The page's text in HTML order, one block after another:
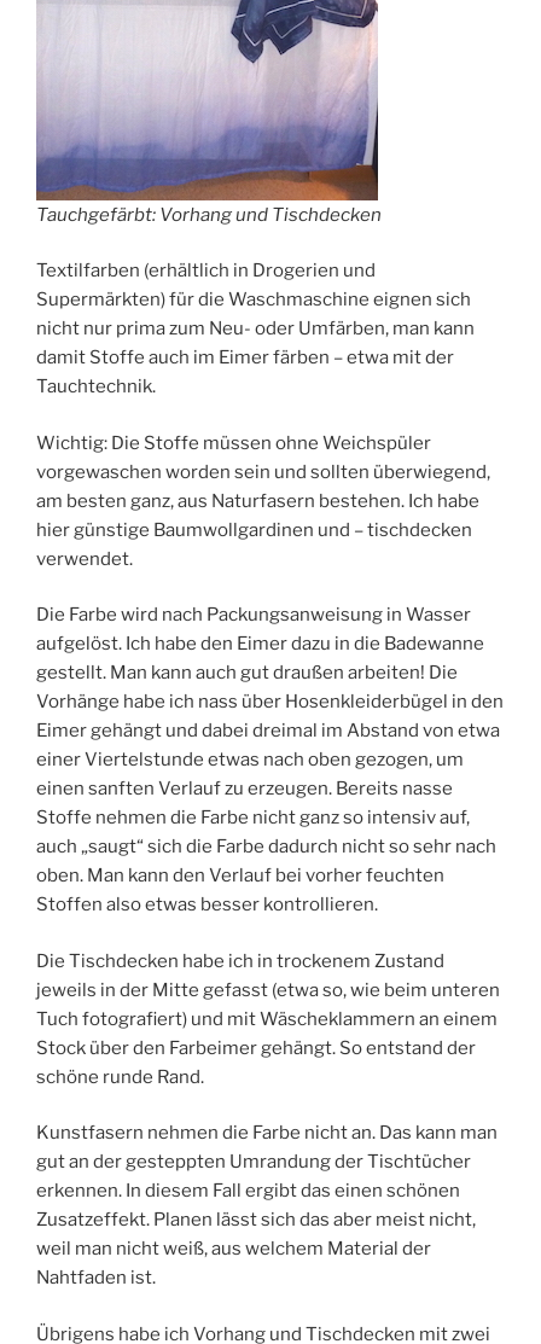
Tauchgefärbt: Vorhang und Tischdecken
Textilfarben (erhältlich in Drogerien und
Supermärkten) für die Waschmaschine eignen sich
nicht nur prima zum Neu- oder Umfärben, man kann
damit Stoffe auch im Eimer färben – etwa mit der
Tauchtechnik.
Wichtig: Die Stoffe müssen ohne Weichspüler
vorgewaschen worden sein und sollten überwiegend,
am besten ganz, aus Naturfasern bestehen. Ich habe
hier günstige Baumwollgardinen und – tischdecken
verwendet.
Die Farbe wird nach Packungsanweisung in Wasser
aufgelöst. Ich habe den Eimer dazu in die Badewanne
gestellt. Man kann auch gut draußen arbeiten! Die
Vorhänge habe ich nass über Hosenkleiderbügel in den
Eimer gehängt und dabei dreimal im Abstand von etwa
einer Viertelstunde etwas nach oben gezogen, um
einen sanften Verlauf zu erzeugen. Bereits nasse
Stoffe nehmen die Farbe nicht ganz so intensiv auf,
auch „saugt“ sich die Farbe dadurch nicht so sehr nach
oben. Man kann den Verlauf bei vorher feuchten
Stoffen also etwas besser kontrollieren.
Die Tischdecken habe ich in trockenem Zustand
jeweils in der Mitte gefasst (etwa so, wie beim unteren
Tuch fotografiert) und mit Wäscheklammern an einem
Stock über den Farbeimer gehängt. So entstand der
schöne runde Rand.
Kunstfasern nehmen die Farbe nicht an. Das kann man
gut an der gesteppten Umrandung der Tischtücher
erkennen. In diesem Fall ergibt das einen schönen
Zusatzeffekt. Planen lässt sich das aber meist nicht,
weil man nicht weiß, aus welchem Material der
Nahtfaden ist.
Übrigens habe ich Vorhang und Tischdecken mit zwei